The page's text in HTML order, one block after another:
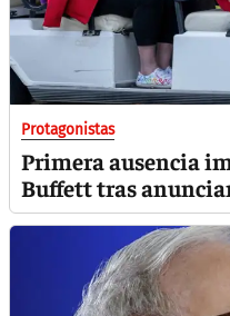
Protagonistas
Primera ausencia
Buffett tras